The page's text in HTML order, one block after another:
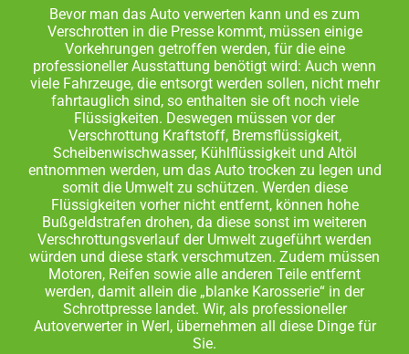
Bevor man das Auto verwerten kann und es zum
Verschrotten in die Presse kommt, müssen einige
Vorkehrungen getroffen werden, für die eine
professioneller Ausstattung benötigt wird: Auch wenn
viele Fahrzeuge, die entsorgt werden sollen, nicht mehr
fahrtauglich sind, so enthalten sie oft noch viele
Flüssigkeiten. Deswegen müssen vor der
Verschrottung Kraftstoff, Bremsflüssigkeit,
Scheibenwischwasser, Kühlflüssigkeit und Altöl
entnommen werden, um das Auto trocken zu legen und
somit die Umwelt zu schützen. Werden diese
Flüssigkeiten vorher nicht entfernt, können hohe
Bußgeldstrafen drohen, da diese sonst im weiteren
Verschrottungsverlauf der Umwelt zugeführt werden
würden und diese stark verschmutzen. Zudem müssen
Motoren, Reifen sowie alle anderen Teile entfernt
werden, damit allein die „blanke Karosserie“ in der
Schrottpresse landet. Wir, als professioneller
Autoverwerter in Werl, übernehmen all diese Dinge für
Sie.